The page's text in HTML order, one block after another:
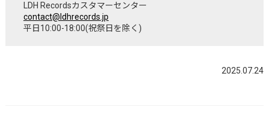
LDH Recordsカスタマーセンター
contact@ldhrecords.jp
平日10:00-18:00(祝祭日を除く)
2025.07.24